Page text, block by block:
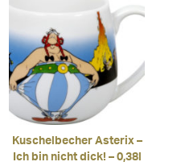
Kuschelbecher Asterix –
Ich bin nicht dick! – 0,38l